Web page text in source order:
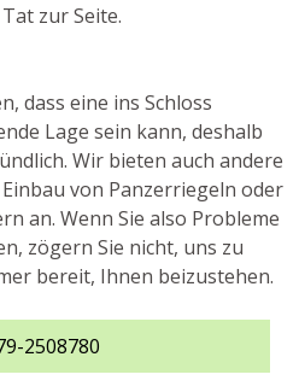
zur Seite.
dass eine ins Schloss
Lage sein kann, deshalb
Wir bieten auch andere
von Panzerriegeln oder
an. Wenn Sie also Probleme
zögern Sie nicht, uns zu
bereit, Ihnen beizustehen.
2508780